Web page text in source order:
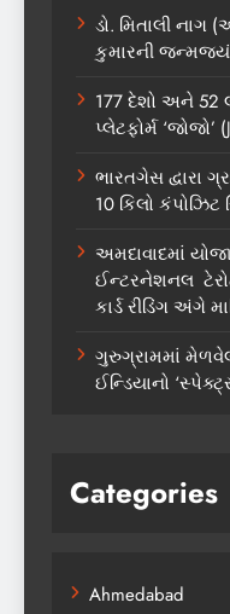
ડો. મિતાલી નાગ
કુમારની
177 દેશો અને 52
પ્લેટફોર્મ ‘જોજો’
ભારતગેસ દ્વારા
10 કિલો કંપોઝિટ
અમદાવાદમાં
ઈન્ટરનેશનલ
કાર્ડ રીડિંગ અંગે
ગુરુગ્રામમાં
ઈન્ડિયાનો
Categories
Ahmedabad